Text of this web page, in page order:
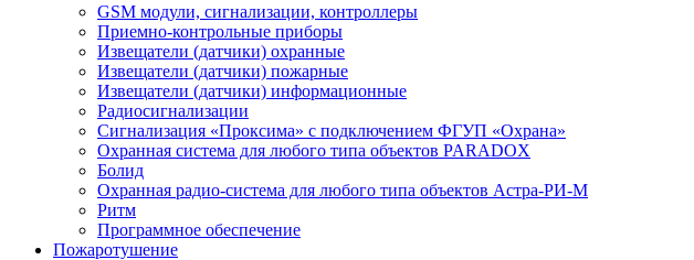
GSM модули, сигнализации, контроллеры
Приемно-контрольные приборы
Извещатели (датчики) охранные
Извещатели (датчики) пожарные
Извещатели (датчики) информационные
Радиосигнализации
Сигнализация «Проксима» с подключением ФГУП «Охрана»
Охранная система для любого типа объектов PARADOX
Болид
Охранная радио-система для любого типа объектов Астра-РИ-М
Ритм
Программное обеспечение
Пожаротушение